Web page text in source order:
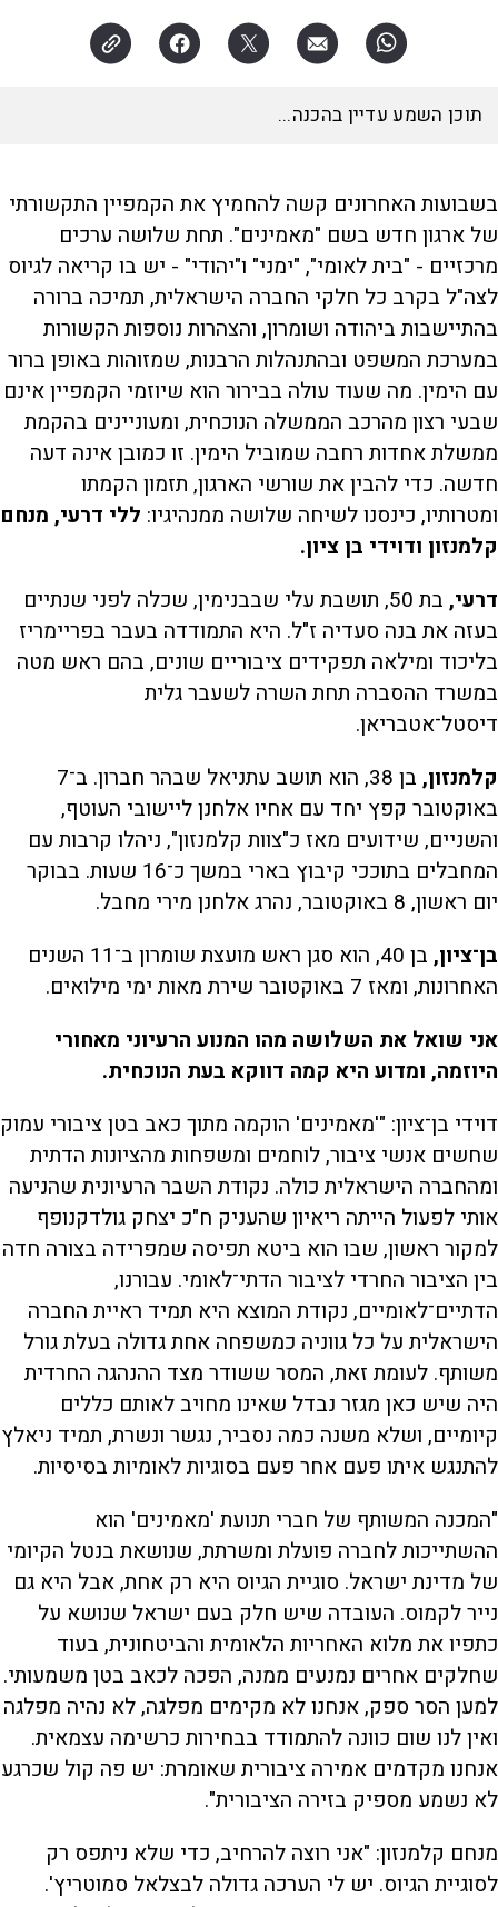
בשבועות האחרונים קשה להחמיץ את הקמפיין התקשורתי
של ארגון חדש בשם "מאמינים". תחת שלושה ערכים
מרכזיים - "בית לאומי", "ימני" ו"יהודי" - יש בו קריאה לגיוס
לצה"ל בקרב כל חלקי החברה הישראלית, תמיכה ברורה
בהתיישבות ביהודה ושומרון, והצהרות נוספות הקשורות
במערכת המשפט ובהתנהלות הרבנות, שמזוהות באופן ברור
עם הימין. מה שעוד עולה בבירור הוא שיוזמי הקמפיין אינם
שבעי רצון מהרכב הממשלה הנוכחית, ומעוניינים בהקמת
ממשלת אחדות רחבה שמוביל הימין. זו כמובן אינה דעה
חדשה. כדי להבין את שורשי הארגון, תזמון הקמתו
ומטרותיו, כינסנו לשיחה שלושה ממנהיגיו: ללי דרעי, מנחם
קלמנזון ודוידי בן ציון.
דרעי,
בת 50, תושבת עלי שבבנימין, שכלה לפני שנתיים
בעזה את בנה סעדיה ז"ל. היא התמודדה בעבר בפריימריז
בליכוד ומילאה תפקידים ציבוריים שונים, בהם ראש מטה
במשרד ההסברה תחת השרה לשעבר גלית
דיסטל־אטבריאן.
קלמנזון,
בן 38, הוא תושב עתניאל שבהר חברון. ב־7
באוקטובר קפץ יחד עם אחיו אלחנן ליישובי העוטף,
והשניים, שידועים מאז כ"צוות קלמנזון", ניהלו קרבות עם
המחבלים בתוככי קיבוץ בארי במשך כ־16 שעות. בבוקר
יום ראשון, 8 באוקטובר, נהרג אלחנן מירי מחבל.
בן־ציון,
בן 40, הוא סגן ראש מועצת שומרון ב־11 השנים
האחרונות, ומאז 7 באוקטובר שירת מאות ימי מילואים.
אני שואל את השלושה מהו המנוע הרעיוני מאחורי
היוזמה, ומדוע היא קמה דווקא בעת הנוכחית.
דוידי בן־ציון: "'מאמינים' הוקמה מתוך כאב בטן ציבורי עמוק
שחשים אנשי ציבור, לוחמים ומשפחות מהציונות הדתית
ומהחברה הישראלית כולה. נקודת השבר הרעיונית שהניעה
אותי לפעול הייתה ריאיון שהעניק ח"כ יצחק גולדקנופף
למקור ראשון, שבו הוא ביטא תפיסה שמפרידה בצורה חדה
בין הציבור החרדי לציבור הדתי־לאומי. עבורנו,
הדתיים־לאומיים, נקודת המוצא היא תמיד ראיית החברה
הישראלית על כל גווניה כמשפחה אחת גדולה בעלת גורל
משותף. לעומת זאת, המסר ששודר מצד ההנהגה החרדית
היה שיש כאן מגזר נבדל שאינו מחויב לאותם כללים
קיומיים, ושלא משנה כמה נסביר, נגשר ונשרת, תמיד ניאלץ
להתנגש איתו פעם אחר פעם בסוגיות לאומיות בסיסיות.
"המכנה המשותף של חברי תנועת 'מאמינים' הוא
ההשתייכות לחברה פועלת ומשרתת, שנושאת בנטל הקיומי
של מדינת ישראל. סוגיית הגיוס היא רק אחת, אבל היא גם
נייר לקמוס. העובדה שיש חלק בעם ישראל שנושא על
כתפיו את מלוא האחריות הלאומית והביטחונית, בעוד
שחלקים אחרים נמנעים ממנה, הפכה לכאב בטן משמעותי.
למען הסר ספק, אנחנו לא מקימים מפלגה, לא נהיה מפלגה
ואין לנו שום כוונה להתמודד בבחירות כרשימה עצמאית.
אנחנו מקדמים אמירה ציבורית שאומרת: יש פה קול שכרגע
לא נשמע מספיק בזירה הציבורית".
מנחם קלמנזון: "אני רוצה להרחיב, כדי שלא ניתפס רק
לסוגיית הגיוס. יש לי הערכה גדולה לבצלאל סמוטריץ'.